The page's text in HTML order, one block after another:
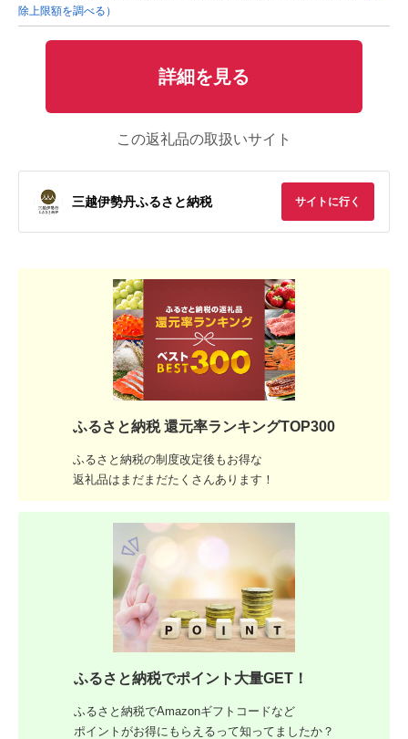
除上限額を調べる）
詳細を見る
この返礼品の取扱いサイト
三越伊勢丹ふるさと納税 サイトに行く
ふるさと納税 還元率ランキングTOP300
ふるさと納税の制度改定後もお得な
返礼品はまだまだたくさんあります！
ふるさと納税でポイント大量GET！
ふるさと納税でAmazonギフトコードなど
ポイントがお得にもらえるって知ってましたか？